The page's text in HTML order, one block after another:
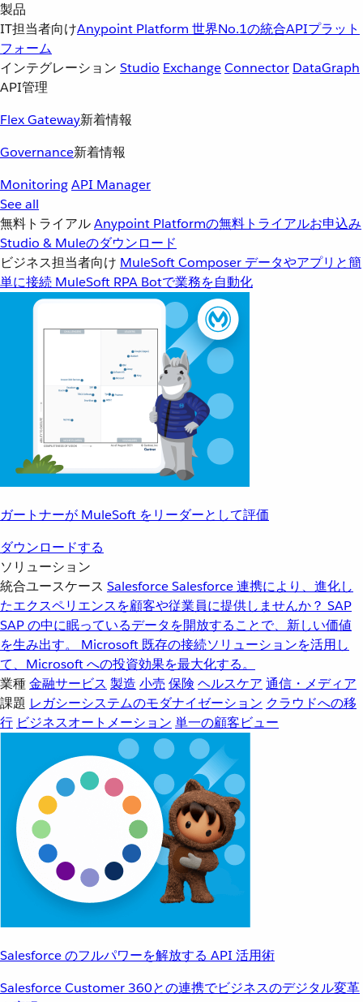
製品
IT担当者向けAnypoint Platform 世界No.1の統合APIプラット
フォーム
インテグレーション Studio ExchangeConnector DataGraph
API管理
Flex Gateway新着情報
Governance新着情報
MonitoringAPI Manager
See all
無料トライアルAnypoint Platformの無料トライアルお申込み
Studio & Muleのダウンロード
ビジネス担当者向け MuleSoft Composer データやアプリと簡
単に接続 MuleSoft RPA Botで業務を自動化
ガートナーが MuleSoft をリーダーとして評価
ダウンロードする
ソリューション
統合ユースケース SalesforceSalesforce 連携により、進化し
たエクスペリエンスを顧客や従業員に提供しませんか？ SAP
SAP の中に眠っているデータを開放することで、新しい価値
を生み出す。
Microsoft 既存の接続ソリューションを活用し
て、Microsoft への投資効果を最大化する。
業種金融サービス 製造 小売 保険 ヘルスケア 通信・メディア
課題 レガシーシステムのモダナイゼーション クラウドへの移
行 ビジネスオートメーション 単一の顧客ビュー
Salesforce のフルパワーを解放する API 活用術
Salesforce Customer 360との連携でビジネスのデジタル変革